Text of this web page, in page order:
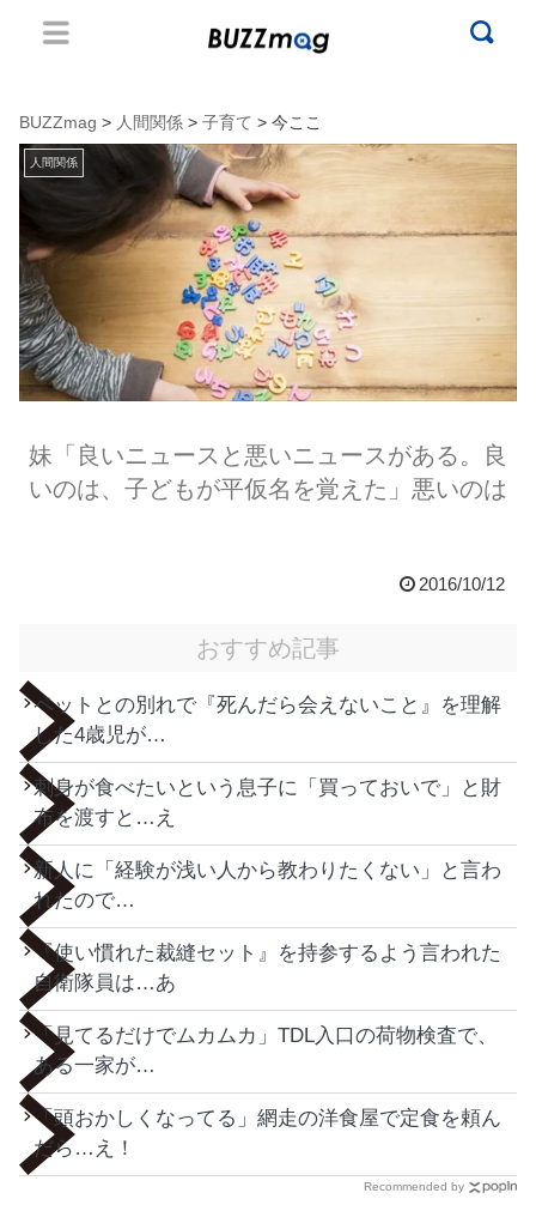
BUZZmag > 人間関係 > 子育て > 今ここ
人間関係
妹「良いニュースと悪いニュースがある。良
いのは、子どもが平仮名を覚えた」悪いのは
2016/10/12
おすすめ記事
ペットとの別れで『死んだら会えないこと』を理解
した4歳児が…
刺身が食べたいという息子に「買っておいで」と財
布を渡すと…え
新人に「経験が浅い人から教わりたくない」と言わ
れたので…
『使い慣れた裁縫セット』を持参するよう言われた
自衛隊員は…あ
「見てるだけでムカムカ」TDL入口の荷物検査で、
ある一家が…
「頭おかしくなってる」網走の洋食屋で定食を頼ん
だら…え！
Recommended by